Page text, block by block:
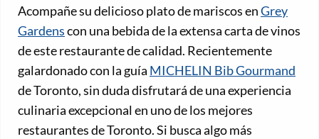
Acompañe su delicioso plato de mariscos enGrey
Gardenscon una bebida de la extensa carta de vinos
de este restaurante de calidad. Recientemente
galardonado con la guía MICHELIN Bib Gourmand
de Toronto, sin duda disfrutará de una experiencia
culinaria excepcional en uno de los mejores
restaurantes de Toronto. Si busca algo más